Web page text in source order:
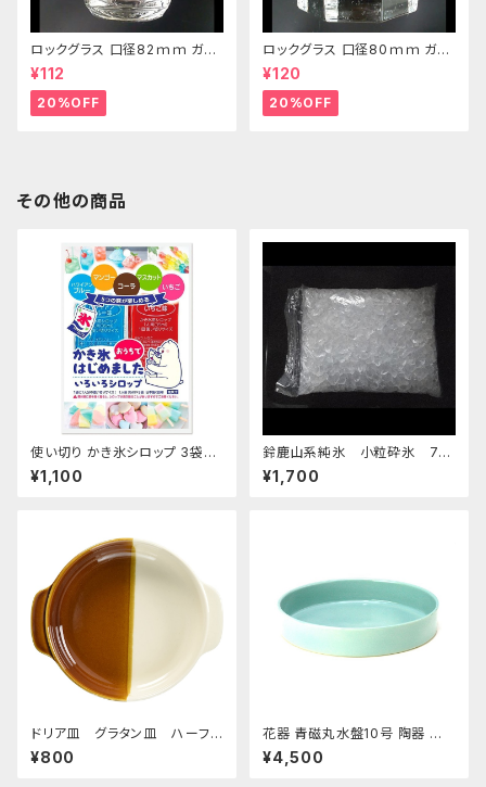
ロックグラス 口径82ｍｍ ガラ
ス製 250cc
¥112
20%OFF
ロックグラス 口径80ｍｍ ガラ
ス製 220cc
¥120
20%OFF
その他の商品
使い切り かき氷シロップ 3袋セ
ット いちご ハワイアンブルー マ
ンゴー マスカット コーラ 35mL
¥1,100
鈴鹿山系純氷 小粒砕氷 7k
g
¥1,700
ドリア皿 グラタン皿 ハーフ＆
ハーフ ブラウン
¥800
花器 青磁丸水盤10号 陶器 水
盤 花瓶 フラワーベース
¥4,500